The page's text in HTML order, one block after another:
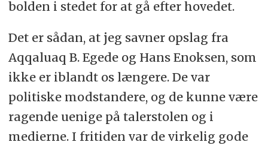
bolden i stedet for at gå efter hovedet.
Det er sådan, at jeg savner opslag fra
Aqqaluaq B. Egede og Hans Enoksen, som
ikke er iblandt os længere. De var
politiske modstandere, og de kunne være
ragende uenige på talerstolen og i
medierne. I fritiden var de virkelig gode